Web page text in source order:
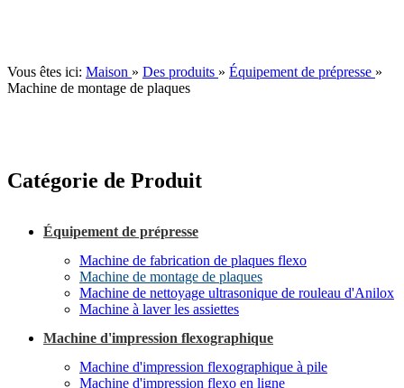
Vous êtes ici: Maison » Des produits » Équipement de prépresse »
Machine de montage de plaques
Catégorie de Produit
Équipement de prépresse
Machine de fabrication de plaques flexo
Machine de montage de plaques
Machine de nettoyage ultrasonique de rouleau d'Anilox
Machine à laver les assiettes
Machine d'impression flexographique
Machine d'impression flexographique à pile
Machine d'impression flexo en ligne